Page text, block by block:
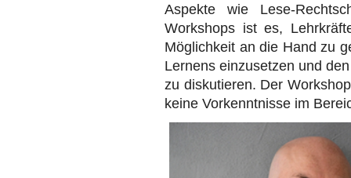
Aspekte wie Lese-
Workshops ist es,
Möglichkeit an die Hand zu
Lernens einzusetzen und
zu diskutieren. Der
keine Vorkenntnisse im